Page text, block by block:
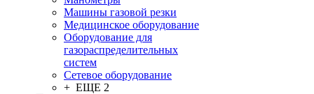
Машины газовой резки
Медицинское оборудование
Оборудование для
газораспределительных
систем
Сетевое оборудование
+ ЕЩЕ 2